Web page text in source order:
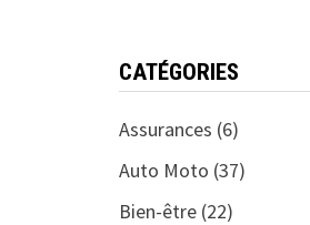
CATÉGORIES
Assurances (6)
Auto Moto (37)
Bien-être(22)